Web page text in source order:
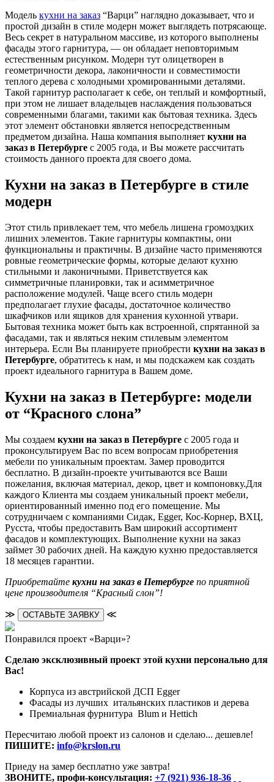
Модель кухни на заказ “Варци” наглядно доказывает, что и
простой дизайн в стиле модерн может выглядеть потрясающе.
Весь секрет в натуральном массиве, из которого выполнены
фасады этого гарнитура, — он обладает неповторимым
естественным рисунком. Модерн тут олицетворен в
геометричности декора, лаконичности и совместимости
теплого дерева с холодными хромированными деталями.
Такой гарнитур располагает к себе, он теплый и комфортный,
при этом не лишает владельцев наслаждения пользоваться
современными благами, такими как бытовая техника. Здесь
этот элемент обстановки является непосредственным
предметом дизайна. Наша компания выполняет кухни на
заказ в Петербурге с 2005 года, и Вы можете рассчитать
стоимость данного проекта для своего дома.
Кухни на заказ в Петербурге в стиле
модерн
Этот стиль привлекает тем, что мебель лишена громоздких
лишних элементов. Такие гарнитуры компактны, они
функциональны и практичны. В дизайне часто применяются
ровные геометрические формы, которые делают кухню
стильными и лаконичными. Приветствуется как
симметричные планировки, так и асимметричное
расположение модулей. Чаще всего стиль модерн
предполагает глухие фасады, достаточное количество
шкафчиков или ящиков для хранения кухонной утвари.
Бытовая техника может быть как встроенной, спрятанной за
фасадами, так и являться неким стилевым элементом
интерьера. Если Вы планируете приобрести кухни на заказ в
Петербурге, обратитесь к нам, и мы подскажем как создать
проект идеального гарнитура в Вашем доме.
Кухни на заказ в Петербурге: модели
от “Красного слона”
Мы создаем кухни на заказ в Петербурге с 2005 года и
проконсультируем Вас по всем вопросам приобретения
мебели по уникальным проектам. Замер проводится
бесплатно. В дизайн-проекте учитываются все Ваши
пожелания, включая материал, декор, цвет и компоновку.Для
каждого Клиента мы создаем уникальный проект мебели,
ориентированный именно под его помещение. Мы
сотрудничаем с компаниями Сидак, Egger, Кос-Корнер, ВХЦ,
Русста, чтобы предоставить Вам широкий ассортимент
фасадов и комплектующих. Выполнение кухни на заказ
займет 30 рабочих дней. На каждую кухню предоставляется
18 месяцев гарантии.
Приобретайте кухни на заказ в Петербурге по приятной
цене производителя “Красный слон”!
≫ ОСТАВЬТЕ ЗАЯВКУ ≪
Понравился проект «Варци»?
Сделаю эксклюзивный проект этой кухни персонально для
Вас!
Корпуса из австрийской ДСП Egger
Фасады из лучших итальянских пластиков и дерева
Премиальная фурнитура Blum и Hettich
Пересчитаю любой проект из салонов и сделаю... дешевле!
ПИШИТЕ: info@krslon.ru
Приеду на замер бесплатно уже завтра!
ЗВОНИТЕ, профи-консультация: +7 (921) 936-18-36